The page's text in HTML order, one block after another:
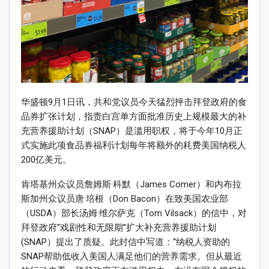
华盛顿9月1日讯，共和党议员今天猛烈抨击拜登政府的食
品券扩张计划，指责白宫单方面批准历史上规模最大的补
充营养援助计划（SNAP）是滥用职权，将于今年10月正
式实施此项食品券福利计划每年将额外的耗费美国纳税人
200亿美元。
肯塔基州众议员詹姆斯·科默（James Comer）和内布拉
斯加州众议员唐·培根（Don Bacon）在致美国农业部
（USDA）部长汤姆·维尔萨克（Tom Vilsack）的信中，对
拜登政府“戏剧性和无限期”扩大补充营养援助计划
(SNAP）提出了质疑。此封信中写道：“纳税人资助的
SNAP帮助低收入美国人满足他们的营养需求。但从最近